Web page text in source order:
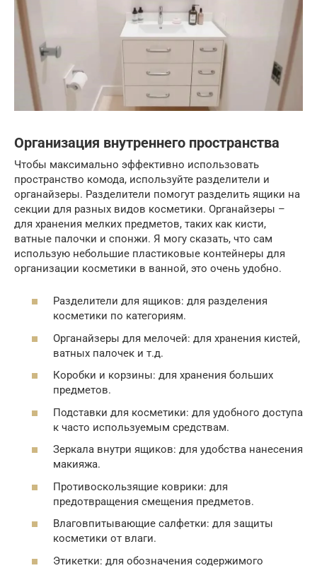
Организация внутреннего пространства
Чтобы максимально эффективно использовать
пространство комода, используйте разделители и
органайзеры. Разделители помогут разделить ящики на
секции для разных видов косметики. Органайзеры –
для хранения мелких предметов, таких как кисти,
ватные палочки и спонжи. Я могу сказать, что сам
использую небольшие пластиковые контейнеры для
организации косметики в ванной, это очень удобно.
Разделители для ящиков: для разделения
косметики по категориям.
Органайзеры для мелочей: для хранения кистей,
ватных палочек и т.д.
Коробки и корзины: для хранения больших
предметов.
Подставки для косметики: для удобного доступа
к часто используемым средствам.
Зеркала внутри ящиков: для удобства нанесения
макияжа.
Противоскользящие коврики: для
предотвращения смещения предметов.
Влаговпитывающие салфетки: для защиты
косметики от влаги.
Этикетки: для обозначения содержимого